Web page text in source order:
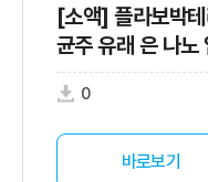
[소액] 플라보박
균주 유래 은 나노
0
바로보기